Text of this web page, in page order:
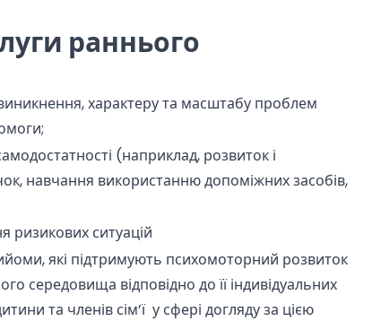
раннього
характеру та масштабу проблем
(наприклад, розвиток і
навчання використанню допоміжних засобів,
ризикових ситуацій
які підтримують психомоторний розвиток
середовища відповідно до її індивідуальних
та членів сім’ї у сфері догляду за цією